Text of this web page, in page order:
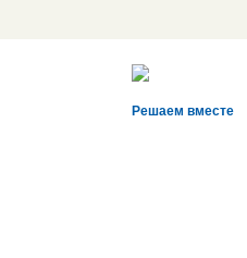
Решаем вместе